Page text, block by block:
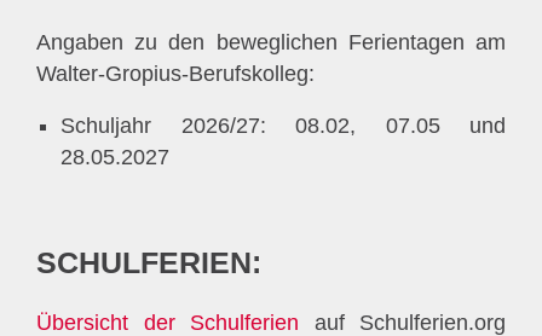
Angaben zu den beweglichen Ferientagen am
Walter-Gropius-Berufskolleg:
Schuljahr 2026/27: 08.02, 07.05 und
28.05.2027
SCHULFERIEN:
Übersicht der Schulferien auf Schulferien.org